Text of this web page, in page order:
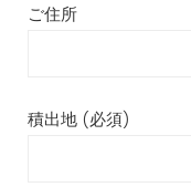
ご住所
積出地 (必須)